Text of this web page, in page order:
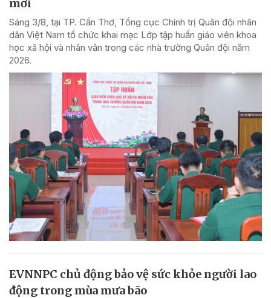
mới
Sáng 3/8, tại TP. Cần Thơ, Tổng cục Chính trị Quân đội nhân
dân Việt Nam tổ chức khai mạc Lớp tập huấn giáo viên khoa
học xã hội và nhân văn trong các nhà trường Quân đội năm
2026.
EVNNPC chủ động bảo vệ sức khỏe người lao
động trong mùa mưa bão